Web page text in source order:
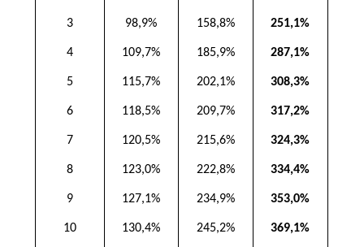
3 98,9% 158,8% 251,1%
4 109,7% 185,9% 287,1%
5 115,7% 202,1% 308,3%
6 118,5% 209,7% 317,2%
7 120,5% 215,6% 324,3%
8 123,0% 222,8% 334,4%
9 127,1% 234,9% 353,0%
10 130,4% 245,2% 369,1%